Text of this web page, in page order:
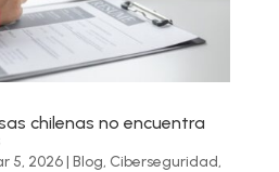
chilenas no encuentra
5, 2026| Blog, Ciberseguridad,